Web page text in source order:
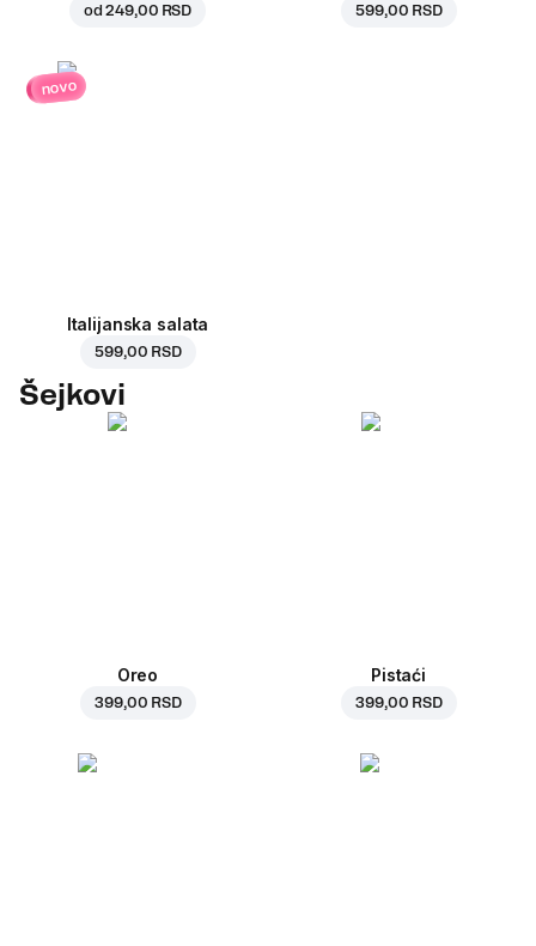
od249,00 RSD 599,00 RSD
novo
Italijanska salata
599,00 RSD
Šejkovi
Oreo
399,00 RSD
Pistaći
399,00 RSD